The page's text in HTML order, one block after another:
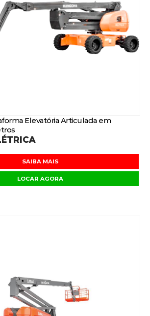
Elevatória Articulada em
SAIBA MAIS
LOCAR AGORA